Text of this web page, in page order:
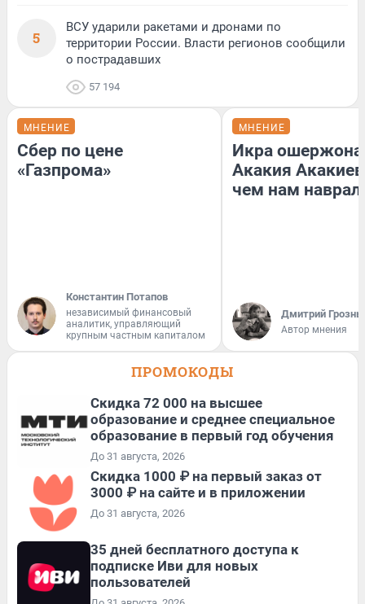
5
ВСУ ударили ракетами и дронами по
территории России. Власти регионов сообщили
о пострадавших
57 194
МНЕНИЕ
Сбер по цене
«Газпрома»
Константин Потапов
независимый финансовый
аналитик, управляющий
крупным частным капиталом
МНЕНИЕ
Икра
Акакия
чем нам
Дмитрий
Автор мнения
ПРОМОКОДЫ
Скидка 72 000 на высшее
образование и среднее специальное
образование в первый год обучения
До 31 августа, 2026
Скидка 1000 ₽ на первый заказ от
3000 ₽ на сайте и в приложении
До 31 августа, 2026
35 дней бесплатного доступа к
подписке Иви для новых
пользователей